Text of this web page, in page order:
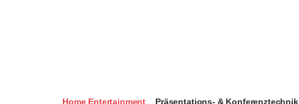
Home Entertainment Präsentations- & Konferenztechnik